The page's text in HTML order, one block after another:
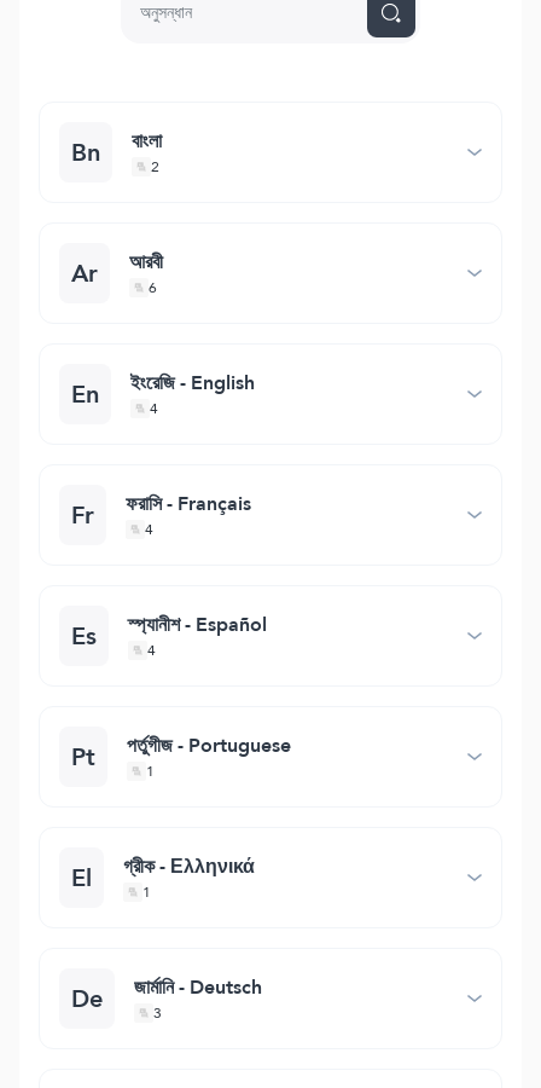
Bn বাংলা
2
Ar আরবী
6
En ইংরেজি - English
4
Fr ফরাসি - Français
4
Es স্প্যানীশ - Español
4
Pt পর্তুগীজ - Portuguese
1
El গ্রীক - Ελληνικά
1
De জার্মানি - Deutsch
3